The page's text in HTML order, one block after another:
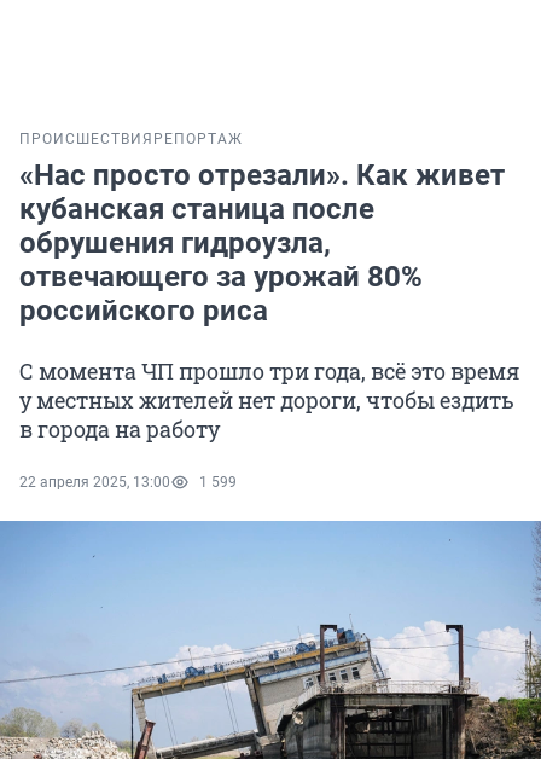
ПРОИСШЕСТВИЯ РЕПОРТАЖ
«Нас просто отрезали». Как живет
кубанская станица после
обрушения гидроузла,
отвечающего за урожай 80%
российского риса
С момента ЧП прошло три года, всё это время
у местных жителей нет дороги, чтобы ездить
в города на работу
22 апреля 2025, 13:00 1 599